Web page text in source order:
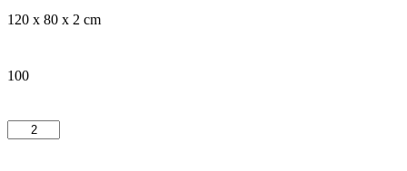
120 x 80 x 2 cm
100